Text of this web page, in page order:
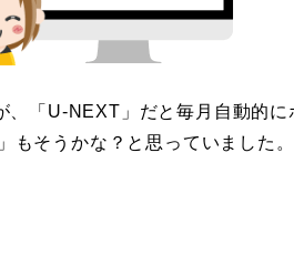
、「U-NEXT」だと毎月自動的に
もそうかな？と思っていました。